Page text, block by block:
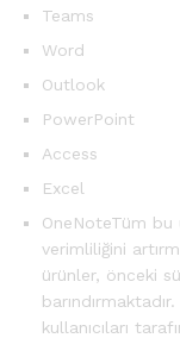
Teams
Word
Outlook
PowerPoint
Access
Excel
OneNoteTüm
verimliliğini
ürünler, önceki
kullanıcıları